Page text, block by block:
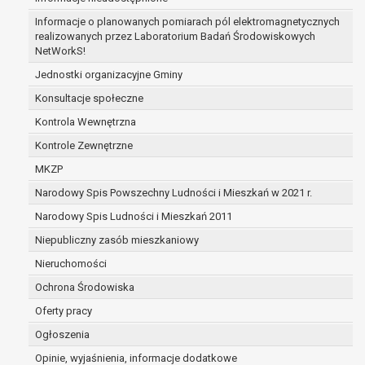
Informacje o planowanych pomiarach pól elektromagnetycznych
realizowanych przez Laboratorium Badań Środowiskowych
NetWorkS!
Jednostki organizacyjne Gminy
Konsultacje społeczne
Kontrola Wewnętrzna
Kontrole Zewnętrzne
MKZP
Narodowy Spis Powszechny Ludności i Mieszkań w 2021 r.
Narodowy Spis Ludności i Mieszkań 2011
Niepubliczny zasób mieszkaniowy
Nieruchomości
Ochrona Środowiska
Oferty pracy
Ogłoszenia
Opinie, wyjaśnienia, informacje dodatkowe
zabezpieczenia ewentualnych roszczeń, a w
przypadku wyrażenia zgody na przetwarzanie
danych po zakończeniu i rozliczeniu umowy, do
czasu wycofania tej zgody.
Ponadto w przypadku umów o dofinansowanie
dane osobowe od momentu pozyskania
przechowywane są przez okres wynikający z
umowy o dofinansowanie zawartej między
beneficjentem a określoną instytucją, trwałości
dokumentacji projektu do celów kontrolnych.
W związku z przetwarzaniem przez
administratora danych osobowych przysługuje
Pani/Panu:
prawo dostępu do treści danych oraz
otrzymywania ich kopii na podstawie art. 15
RODO;
prawo do żądania sprostowania danych na
w przypadku gdy: